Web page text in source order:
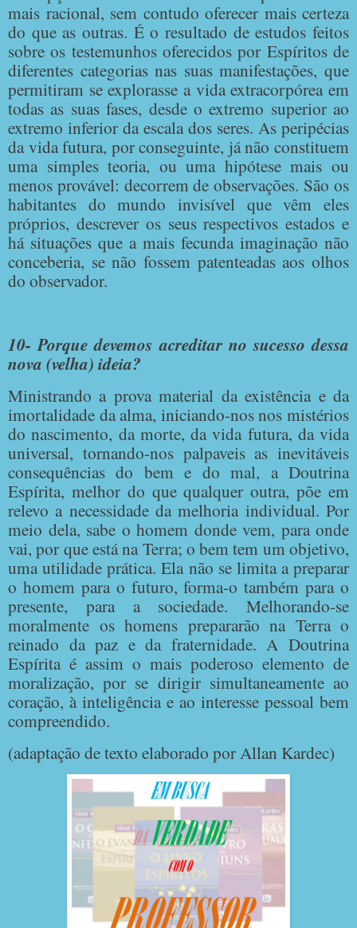
mais racional, sem contudo oferecer mais certeza
do que as outras. É o resultado de estudos feitos
sobre os testemunhos oferecidos por Espíritos de
diferentes categorias nas suas manifestações, que
permitiram se explorasse a vida extracorpórea em
todas as suas fases, desde o extremo superior ao
extremo inferior da escala dos seres. As peripécias
da vida futura, por conseguinte, já não constituem
uma simples teoria, ou uma hipótese mais ou
menos provável: decorrem de observações. São os
habitantes do mundo invisível que vêm eles
próprios, descrever os seus respectivos estados e
há situações que a mais fecunda imaginação não
conceberia, se não fossem patenteadas aos olhos
do observador.
10- Porque devemos acreditar no sucesso dessa
nova (velha) ideia?
Ministrando a prova material da existência e da
imortalidade da alma, iniciando-nos nos mistérios
do nascimento, da morte, da vida futura, da vida
universal, tornando-nos palpaveis as inevitáveis
consequências do bem e do mal, a Doutrina
Espírita, melhor do que qualquer outra, põe em
relevo a necessidade da melhoria individual. Por
meio dela, sabe o homem donde vem, para onde
vai, por que está na Terra; o bem tem um objetivo,
uma utilidade prática. Ela não se limita a preparar
o homem para o futuro, forma-o também para o
presente, para a sociedade. Melhorando-se
moralmente os homens prepararão na Terra o
reinado da paz e da fraternidade. A Doutrina
Espírita é assim o mais poderoso elemento de
moralização, por se dirigir simultaneamente ao
coração, à inteligência e ao interesse pessoal bem
compreendido.
(adaptação de texto elaborado por Allan Kardec)